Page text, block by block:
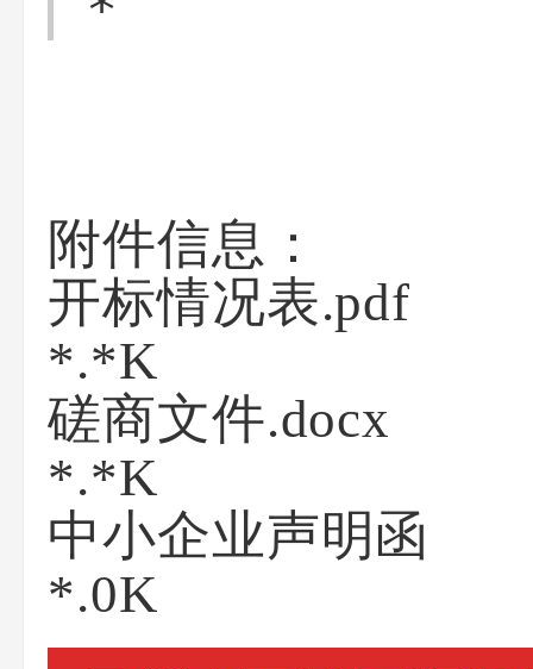
附件信息：
开标情况表.pdf
*.*K
磋商文件.docx
*.*K
中小企业声明函
*.0K